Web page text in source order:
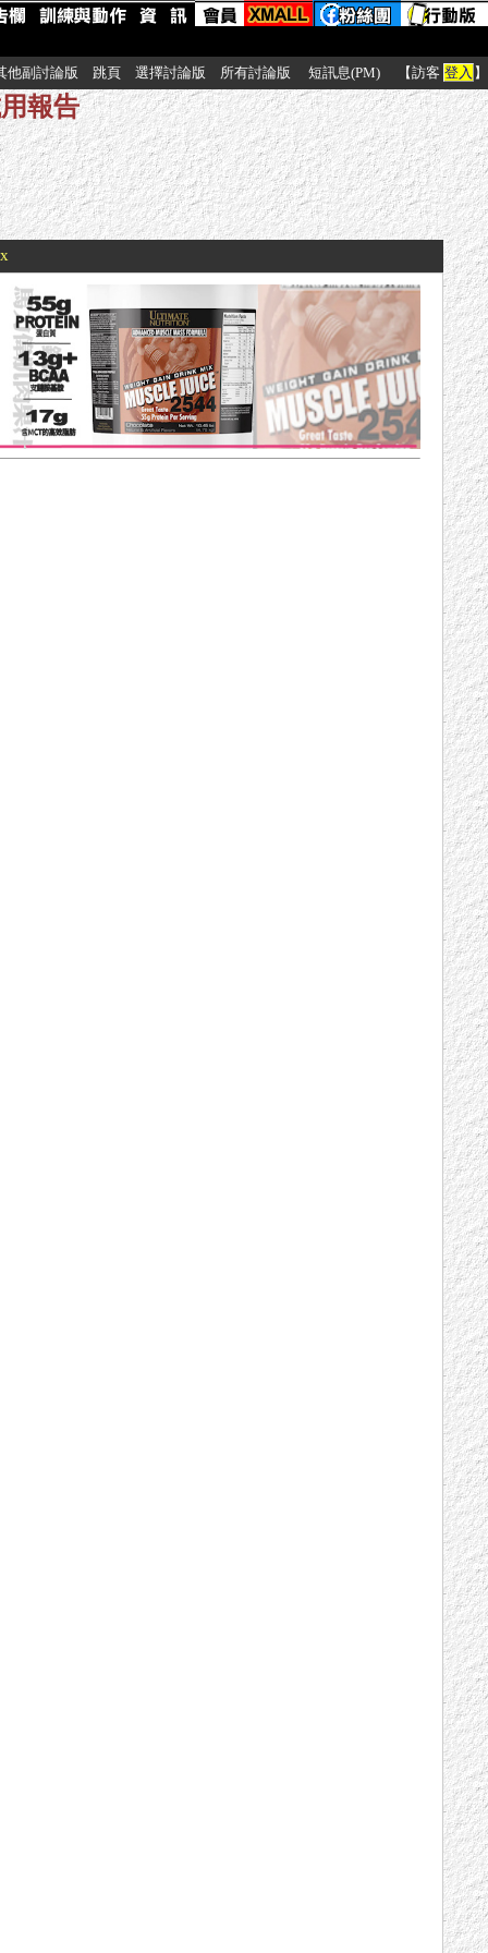
他副討論版 跳頁 選擇討論版 所有討論版 短訊息(PM) 【訪客 登入 】
報告